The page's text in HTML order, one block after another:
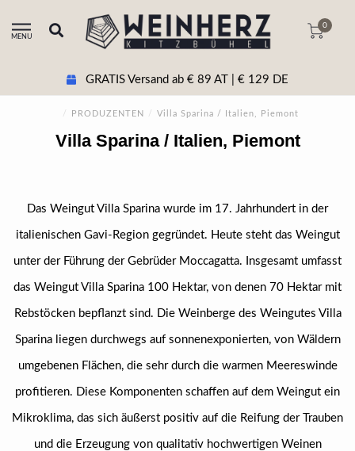
MENU
0
GRATIS Versand ab € 89 AT | € 129 DE
/ PRODUZENTEN / Villa Sparina / Italien, Piemont
Villa Sparina / Italien, Piemont
Das Weingut Villa Sparina wurde im 17. Jahrhundert in der
italienischen Gavi-Region gegründet. Heute steht das Weingut
unter der Führung der Gebrüder Moccagatta. Insgesamt umfasst
das Weingut Villa Sparina 100 Hektar, von denen 70 Hektar mit
Rebstöcken bepflanzt sind. Die Weinberge des Weingutes Villa
Sparina liegen durchwegs auf sonnenexponierten, von Wäldern
umgebenen Flächen, die sehr durch die warmen Meereswinde
profitieren. Diese Komponenten schaffen auf dem Weingut ein
Mikroklima, das sich äußerst positiv auf die Reifung der Trauben
und die Erzeugung von qualitativ hochwertigen Weinen